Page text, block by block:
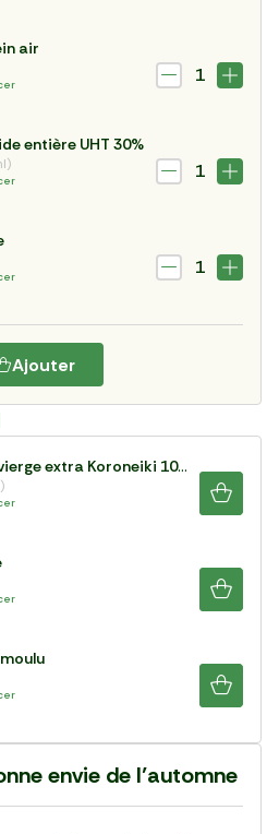
air
1
entière UHT 30%
1
1
Ajouter
L'Huile d'olive vierge extra Koroneiki 100%
envie de l’automne